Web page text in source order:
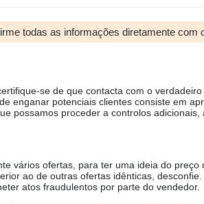
todas as informações diretamente com
se de que contacta com o
enganar potenciais clientes consiste em
possamos proceder a controlos
vários ofertas, para ter uma ideia do
ao de outras ofertas idênticas,
atos fraudulentos por parte do vendedor.